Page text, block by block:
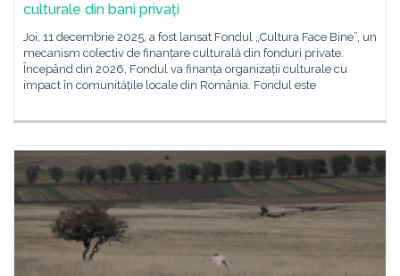
culturale din bani privați
Joi, 11 decembrie 2025, a fost lansat Fondul „Cultura Face Bine”, un
mecanism colectiv de finanțare culturală din fonduri private.
Începând din 2026, Fondul va finanța organizații culturale cu
impact în comunitățile locale din România. Fondul este